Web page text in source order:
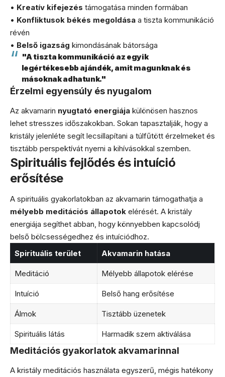
• Kreatív kifejezés támogatása minden formában
• Konfliktusok békés megoldása a tiszta kommunikáció
révén
• Belső igazság kimondásának bátorsága
"A tiszta kommunikáció az egyik
legértékesebb ajándék, amit magunknak és
másoknak adhatunk."
Érzelmi egyensúly és nyugalom
Az akvamarin nyugtató energiája különösen hasznos
lehet stresszes időszakokban. Sokan tapasztalják, hogy a
kristály jelenléte segít lecsillapítani a túlfűtött érzelmeket és
tisztább perspektívát nyerni a kihívásokkal szemben.
Spirituális fejlődés és intuíció
erősítése
A spirituális gyakorlatokban az akvamarin támogathatja a
mélyebb meditációs állapotok elérését. A kristály
energiája segíthet abban, hogy könnyebben kapcsolódj
belső bölcsességedhez és intuíciódhoz.
Spirituális terület
Akvamarin hatása
Meditáció Mélyebb állapotok elérése
Intuíció Belső hang erősítése
Álmok Tisztább üzenetek
Spirituális látás Harmadik szem aktiválása
Meditációs gyakorlatok akvamarinnal
A kristály meditációs használata egyszerű, mégis hatékony